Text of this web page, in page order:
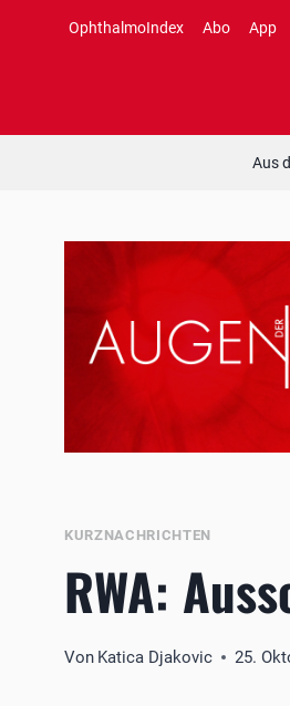
OphthalmoIndex Abo App
Aus
KURZNACHRICHTEN
RWA:
Von Katica Djakovic 25.